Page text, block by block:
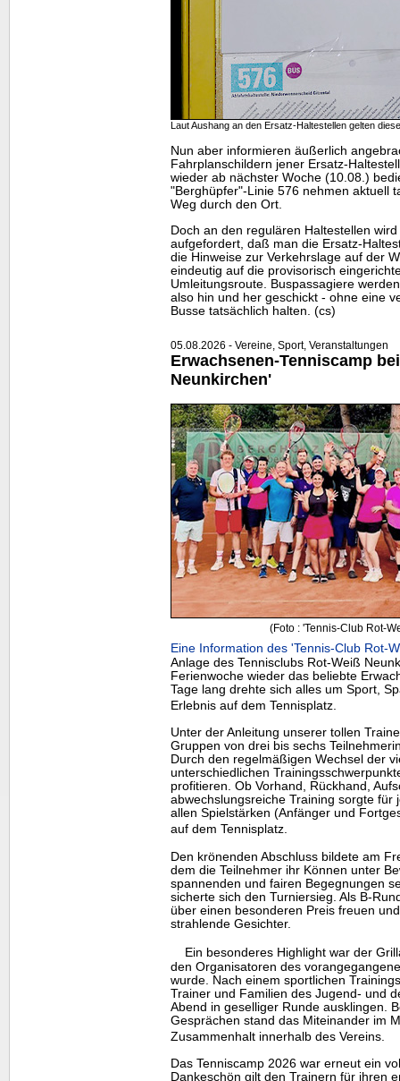
Laut Aushang an den Ersatz-Haltestellen gelten
Nun aber informieren äußerlich
Fahrplanschildern jener Ersatz-
wieder ab nächster Woche (10.08.)
"Berghüpfer"-Linie 576 nehmen aktuell
Weg durch den Ort.
Doch an den regulären Haltestellen
aufgefordert, daß man die Ersatz-
die Hinweise zur Verkehrslage auf der
eindeutig auf die provisorisch
Umleitungsroute. Buspassagiere
also hin und her geschickt - ohne eine
Busse tatsächlich halten. (cs)
05.08.2026 - Vereine, Sport, Veranstaltungen
Erwachsenen-Tenniscamp
Neunkirchen'
(Foto : 'Tennis-Club Rot-
Eine Information des 'Tennis-Club
Anlage des Tennisclubs Rot-Weiß
Ferienwoche wieder das beliebte
Tage lang drehte sich alles um Sport,
Erlebnis auf dem Tennisplatz.
Unter der Anleitung unserer tollen
Gruppen von drei bis sechs
Durch den regelmäßigen Wechsel der
unterschiedlichen
profitieren. Ob Vorhand, Rückhand,
abwechslungsreiche Training sorgte für
allen Spielstärken (Anfänger und
auf dem Tennisplatz.
Den krönenden Abschluss bildete am
dem die Teilnehmer ihr Können unter
spannenden und fairen Begegnungen
sicherte sich den Turniersieg. Als B-
über einen besonderen Preis freuen
strahlende Gesichter.
Ein besonderes Highlight war der
den Organisatoren des
wurde. Nach einem sportlichen
Trainer und Familien des Jugend- und
Abend in geselliger Runde ausklingen.
Gesprächen stand das Miteinander im
Zusammenhalt innerhalb des Vereins.
Das Tenniscamp 2026 war erneut ein
Dankeschön gilt den Trainern für ihren